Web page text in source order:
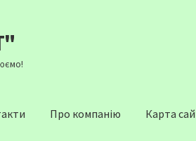
Про компанію Карта